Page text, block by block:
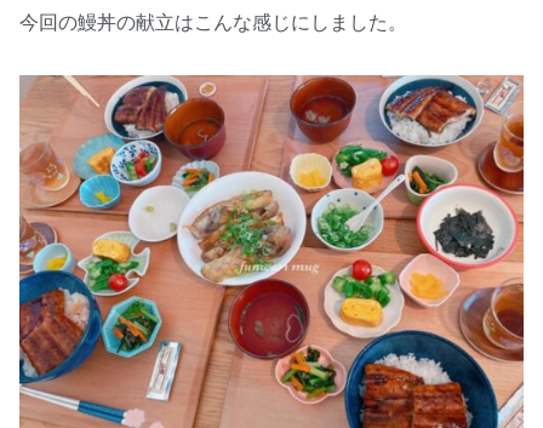
今回の鰻丼の献立はこんな感じにしました。